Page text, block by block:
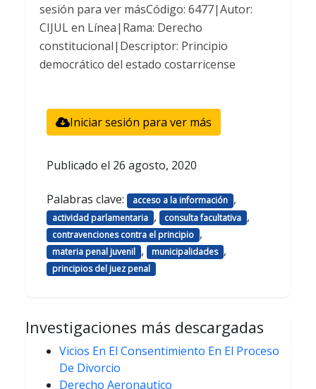
sesión para ver másCódigo: 6477|Autor:
CIJUL en Línea|Rama: Derecho
constitucional|Descriptor: Principio
democrático del estado costarricense
Iniciar sesión para ver más
Publicado el 26 agosto, 2020
Palabras clave: acceso a la información ,
actividad parlamentaria , consulta facultativa ,
contravenciones contra el principio ,
materia penal juvenil , municipalidades ,
principios del juez penal
Investigaciones más descargadas
Vicios En El Consentimiento En El Proceso
De Divorcio
Derecho Aeronautico